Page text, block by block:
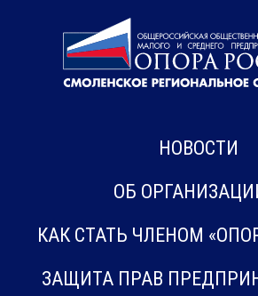
НОВОСТИ
ОБ
КАК СТАТЬ ЧЛЕНОМ
ЗАЩИТА ПРАВ